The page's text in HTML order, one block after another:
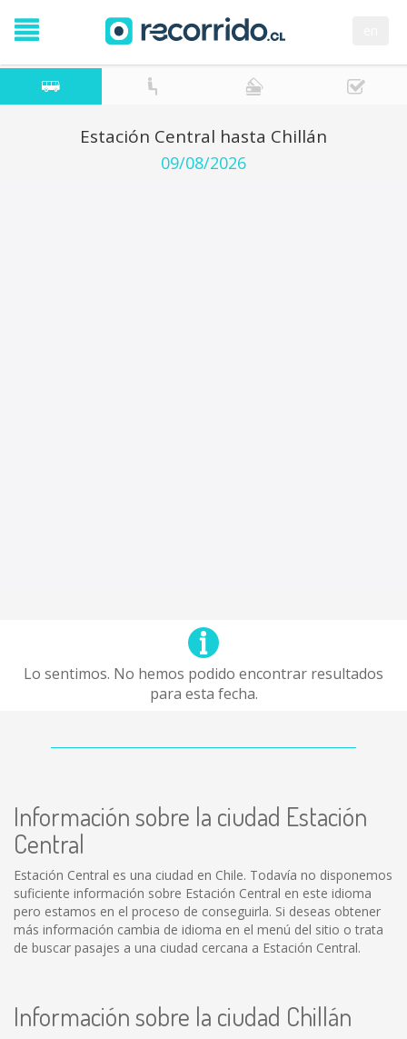
Estación Central hasta Chillán
09/08/2026
Lo sentimos. No hemos podido encontrar resultados
para esta fecha.
Información sobre la ciudad Estación
Central
Estación Central es una ciudad en Chile. Todavía no disponemos
suficiente información sobre Estación Central en este idioma
pero estamos en el proceso de conseguirla. Si deseas obtener
más información cambia de idioma en el menú del sitio o trata
de buscar pasajes a una ciudad cercana a Estación Central.
Información sobre la ciudad Chillán